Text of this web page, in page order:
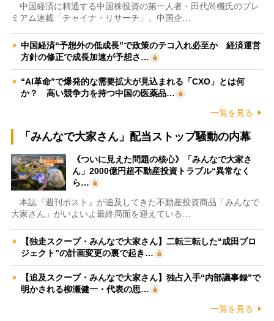
中国経済に精通する中国株投資の第一人者・田代尚機氏のプレ
ミアム連載「チャイナ・リサーチ」。中国企…
中国経済“予想外の低成長”で政策のテコ入れ必至か 経済運営
方針の修正で成長加速が予想さ…
“AI革命”で爆発的な需要拡大が見込まれる「CXO」とは何
か？ 高い競争力を持つ中国の医薬品…
一覧を見る
「みんなで大家さん」配当ストップ騒動の内幕
《ついに見えた問題の核心》「みんなで大家さ
ん」2000億円超不動産投資トラブル“異常なく
ら…
本誌『週刊ポスト』が追及してきた不動産投資商品「みんなで
大家さん」がいよいよ最終局面を迎えている…
【独走スクープ・みんなで大家さん】二転三転した“成田プロ
ジェクト”の計画変更の裏で起き…
【追及スクープ・みんなで大家さん】独占入手“内部議事録”で
明かされる柳瀬健一・代表の思…
一覧を見る